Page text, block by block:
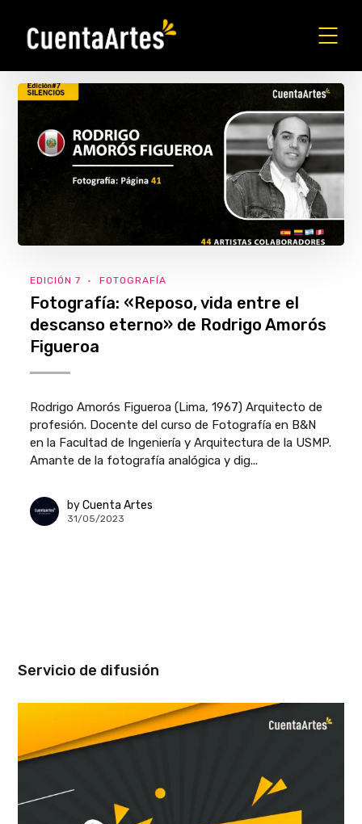
EDICIÓN 7 FOTOGRAFÍA
Fotografía: «Reposo, vida entre el
descanso eterno» de Rodrigo Amorós
Figueroa
Rodrigo Amorós Figueroa (Lima, 1967) Arquitecto de
profesión. Docente del curso de Fotografía en B&N
en la Facultad de Ingeniería y Arquitectura de la USMP.
Amante de la fotografía analógica y dig...
by Cuenta Artes
31/05/2023
Servicio de difusión